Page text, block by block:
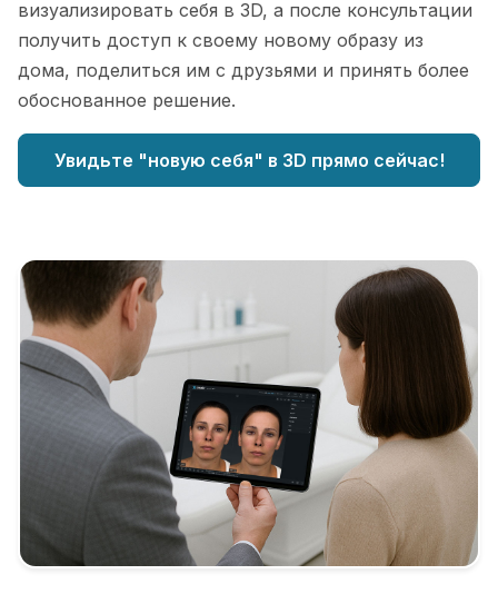
визуализировать себя в 3D, а после консультации
получить доступ к своему новому образу из
дома, поделиться им с друзьями и принять более
обоснованное решение.
Увидьте "новую себя" в 3D прямо сейчас!